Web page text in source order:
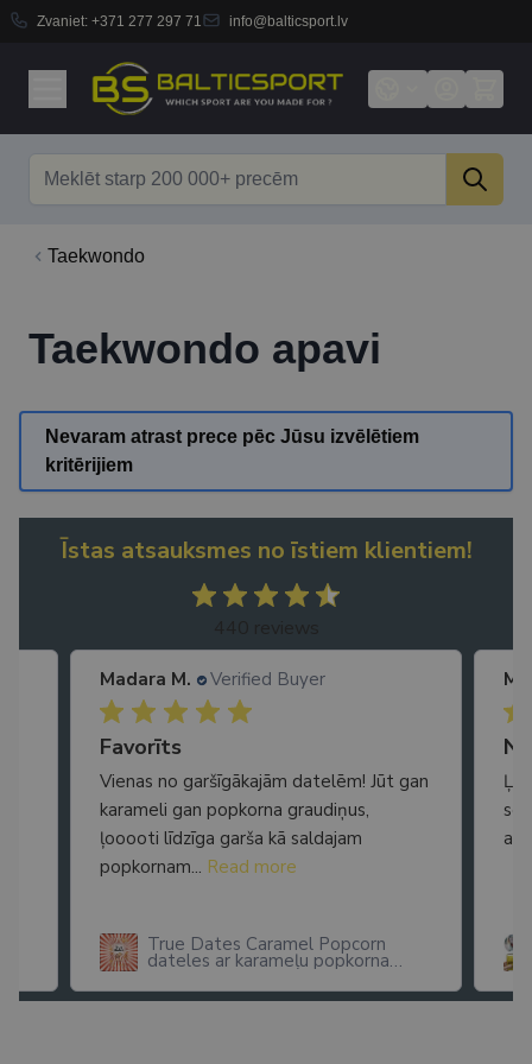
Zvaniet: +371 277 297 71 info@balticsport.lv
Taekwondo
Taekwondo apavi
Nevaram atrast prece pēc Jūsu izvēlētiem
kritērijiem
Īstas atsauksmes no īstiem klientiem!
Madara M. Verified Buyer
Favorīts
Vienas no garšīgākajām datelēm! Jūt gan
karameli gan popkorna graudiņus,
ļooooti līdzīga garša kā saldajam
popkornam... Read more
True Dates Caramel Popcorn
dateles ar karameļu popkorna
arī